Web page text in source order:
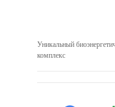
Уникальный
комплекс